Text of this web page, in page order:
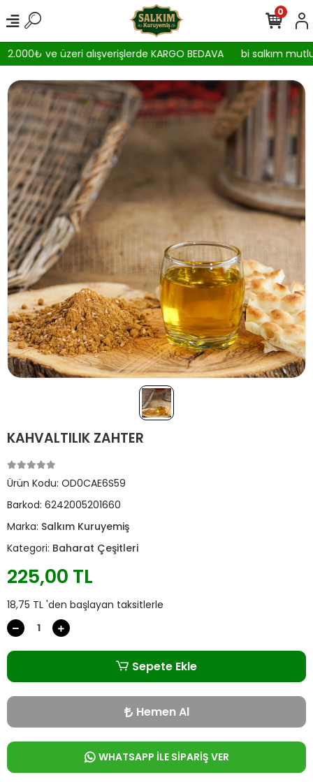
ve üzeri alışverişlerde KARGO BEDAVA bi salkım
0
KAHVALTILIK ZAHTER
Ürün Kodu: OD0CAE6S59
Barkod: 6242005201660
Marka: Salkım Kuruyemiş
Kategori: Baharat Çeşitleri
225,00 TL
18,75 TL 'den başlayan taksitlerle
Sepete Ekle
Hemen Al
WHATSAPP İLE SİPARİŞ VER